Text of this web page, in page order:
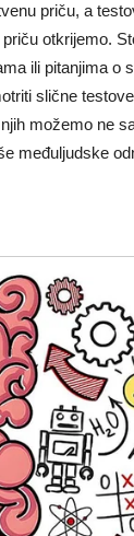
priču, a
otkrijemo.
ili pitanjima o
slične
možemo ne
međuljudske